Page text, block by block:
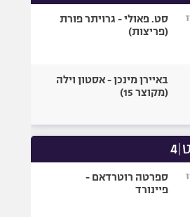
סט. פאולי - גרויתר פורת
(פריצות)
באיירן מינכן - אסטון וילה
(מקוצר 15)
ספרטה רוטרדאם -
פיינורד